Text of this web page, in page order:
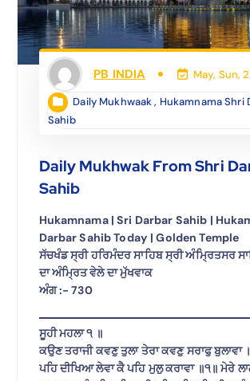
PB INDIA May, Sun,
Daily Mukhwaak, Hukamnama Shri
Sahib
Daily Mukhwak From Shri
Sahib
Hukamnama | Sri Darbar Sahib |
Darbar Sahib Today | Golden Temple
ਸੱਚਖੰਡ ਸ੍ਰੀ ਹਰਿਮੰਦਰ ਸਾਹਿਬ ਸ੍ਰੀ ਅੰਮ੍ਰਿਤਸਰ
ਦਾ ਅੰਮ੍ਰਿਤ ਵੇਲੇ ਦਾ ਮੁੱਖਵਾਕ
ਅੰਗ :- 730
ਸੂਹੀ ਮਹਲਾ ੧ ॥
ਕਉਣ ਤਰਾਜੀ ਕਵਣੁ ਤੁਲਾ ਤੇਰਾ ਕਵਣੁ ਸਰਾਫੁ
ਪਹਿ ਦੀਖਿਆ ਲੇਵਾ ਕੈ ਪਹਿ ਮੁਲੁ ਕਰਾਵਾ ॥੧॥ ਮੇਰੇ